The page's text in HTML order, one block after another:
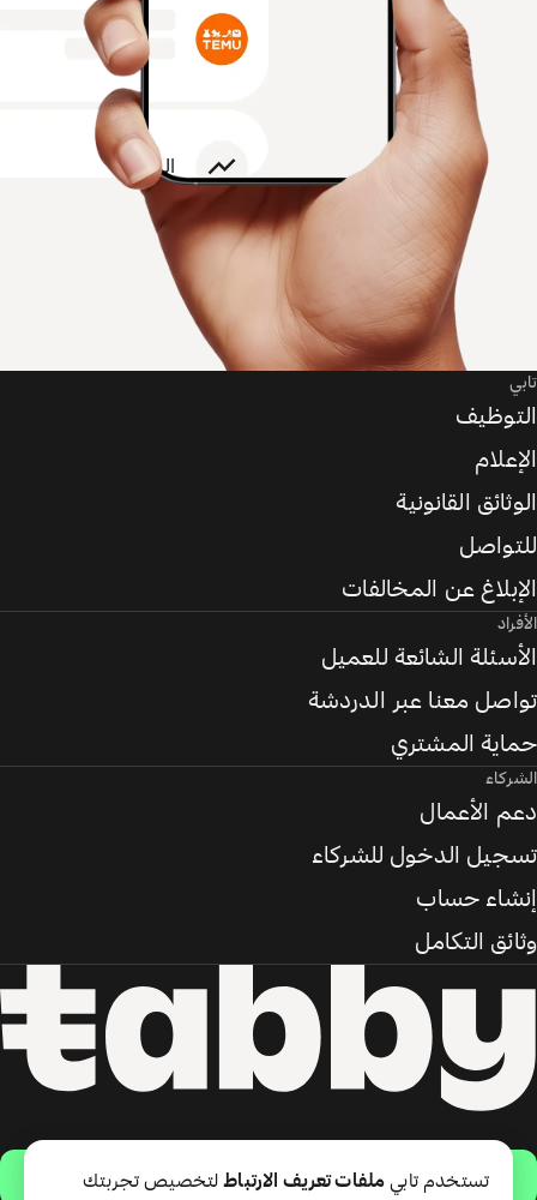
حمّل التطبيق
تابي
التوظيف
الإعلام
الوثائق القانونية
للتواصل
الإبلاغ عن المخالفات
الأفراد
الأسئلة الشائعة للعميل
تواصل معنا عبر الدردشة
حماية المشتري
الشركاء
دعم الأعمال
تسجيل الدخول للشركاء
إنشاء حساب
وثائق التكامل
تستخدم تابي ملفات تعريف الارتباطلتخصيص تجربتك